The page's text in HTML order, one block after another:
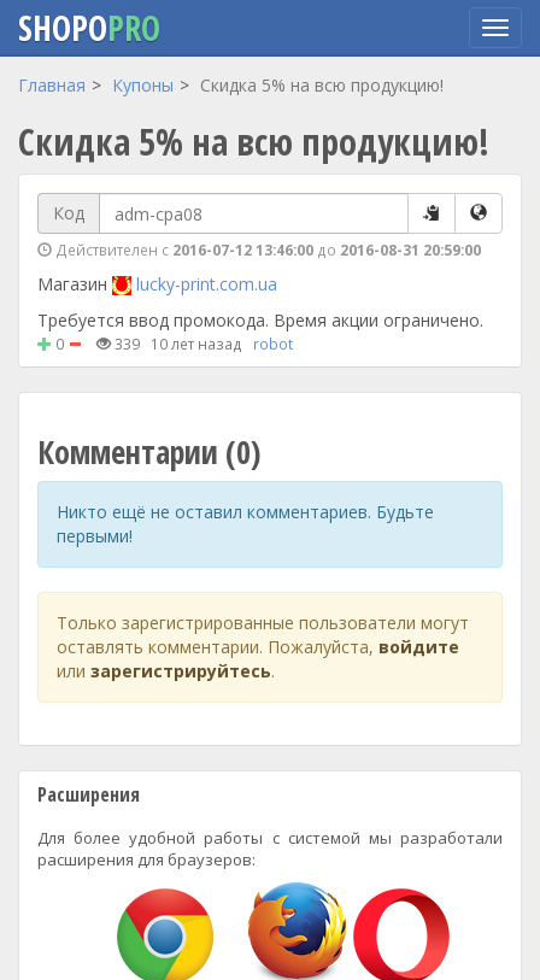
Перейти
основному
содержанию
SHOPOPRO
Главная Купоны Скидка 5% на всю продукцию!
Скидка 5% на всю продукцию!
Код
Действителен с 2016-07-12 13:46:00 до 2016-08-31 20:59:00
Магазин
lucky-print.com.ua
Требуется ввод промокода. Время акции ограничено.
0 339 10 лет назад robot
Комментарии (0)
Никто ещё не оставил комментариев. Будьте
первыми!
Только зарегистрированные пользователи могут
оставлять комментарии. Пожалуйста, войдите
или зарегистрируйтесь.
Расширения
Для более удобной работы с системой мы разработали
расширения для браузеров: